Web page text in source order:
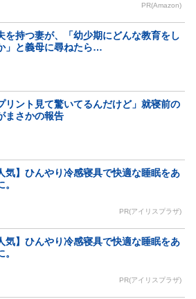
PR(Amazon)
を持つ妻が、「幼少期にどんな教育をし
」と義母に尋ねたら…
リント見て驚いてるんだけど」就寝前の
まさかの報告
気】ひんやり冷感寝具で快適な睡眠をあ
PR(アイリスプラザ)
気】ひんやり冷感寝具で快適な睡眠をあ
PR(アイリスプラザ)